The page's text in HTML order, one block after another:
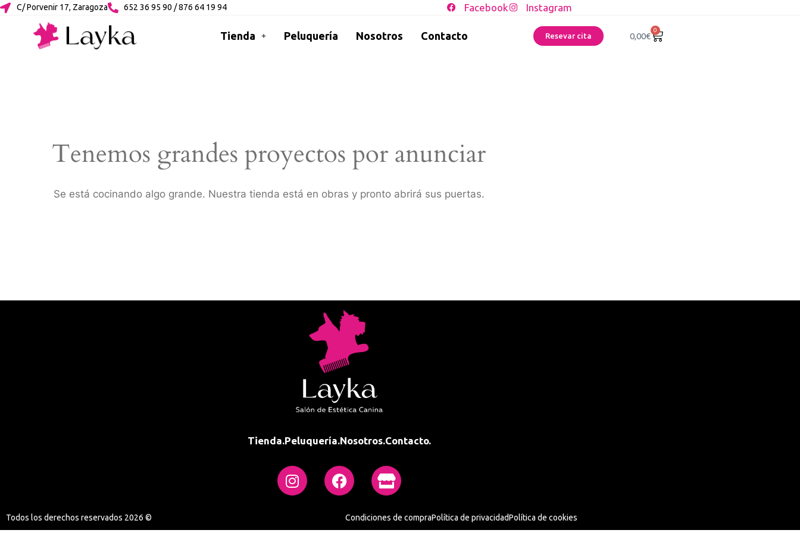
C/ Porvenir 17, Zaragoza 652 36 95 90 / 876 64 19 94 Facebook Instagram
Tienda Peluquería Nosotros Contacto Resevar cita 0,00€
0
Tenemos grandes proyectos por anunciar
Se está cocinando algo grande. Nuestra tienda está en obras y pronto abrirá sus puertas.
Tienda.Peluquería.Nosotros.Contacto.
Todos los derechos reservados 2026 © Condiciones de compraPolítica de privacidadPolítica de cookies